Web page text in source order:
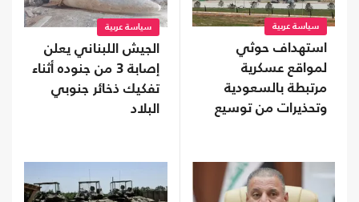
سياسة عربية
استهداف حوثي
لمواقع عسكرية
مرتبطة بالسعودية
وتحذيرات من توسيع
سياسة عربية
الجيش اللبناني يعلن
إصابة 3 من جنوده أثناء
تفكيك ذخائر جنوبي
البلاد